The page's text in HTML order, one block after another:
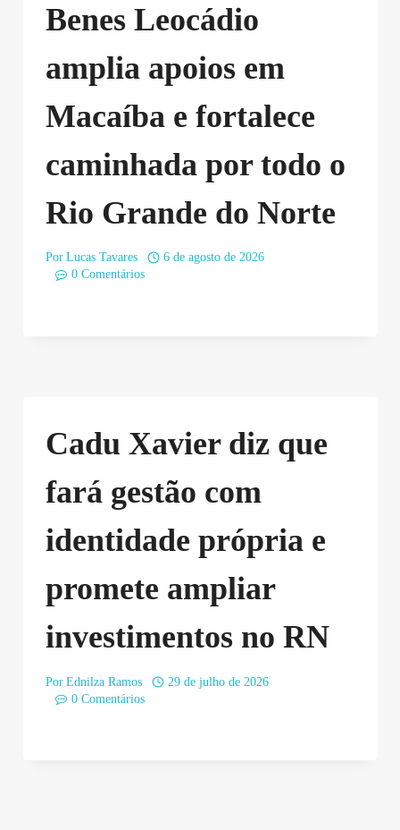
Benes Leocádio
amplia apoios em
Macaíba e fortalece
caminhada por todo o
Rio Grande do Norte
Por Lucas Tavares
6 de agosto de 2026
0 Comentários
Cadu Xavier diz que
fará gestão com
identidade própria e
promete ampliar
investimentos no RN
Por Ednilza Ramos
29 de julho de 2026
0 Comentários